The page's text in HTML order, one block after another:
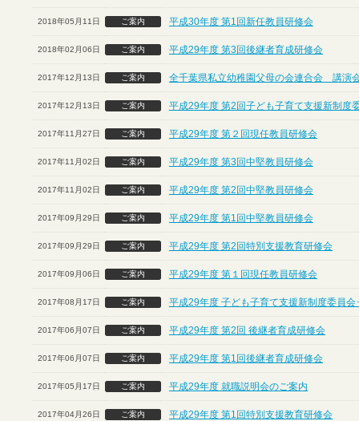
2018年05月11日 ご案内 平成30年度 第1回新任教員研修会
2018年02月06日 ご案内 平成29年度 第3回後継者育成研修会
2017年12月13日 ご案内 全千葉県私立幼稚園父母の会連合会 講演
2017年12月13日 ご案内 平成29年度 第2回子ども子育て支援新制度
2017年11月27日 ご案内 平成29年度 第２回現任教員研修会
2017年11月02日 ご案内 平成29年度 第3回中堅教員研修会
2017年11月02日 ご案内 平成29年度 第2回中堅教員研修会
2017年09月29日 ご案内 平成29年度 第1回中堅教員研修会
2017年09月29日 ご案内 平成29年度 第2回特別支援教育研修会
2017年09月06日 ご案内 平成29年度 第１回現任教員研修会
2017年08月17日 ご案内 平成29年度 子ども子育て支援新制度委員会
2017年06月07日 ご案内 平成29年度 第2回 後継者育成研修会
2017年06月07日 ご案内 平成29年度 第1回後継者育成研修会
2017年05月17日 ご案内 平成29年度 就職説明会のご案内
2017年04月26日 ご案内 平成29年度 第1回特別支援教育研修会